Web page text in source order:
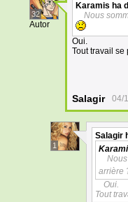
32
Autor
Karamis ha
Nous
Oui.
Tout travail se
Salagir 04/
1
Salagir
arrière
Oui.
Tout